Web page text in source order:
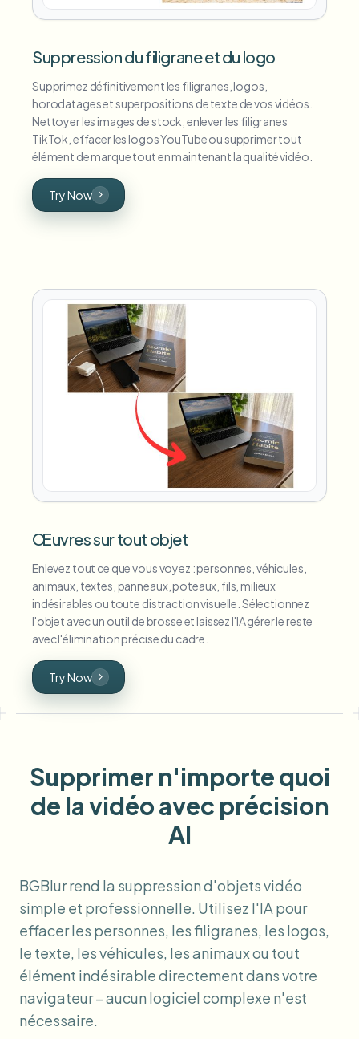
Suppression du filigrane et du logo
Supprimez définitivement les filigranes, logos,
horodatages et superpositions de texte de vos vidéos.
Nettoyer les images de stock, enlever les filigranes
TikTok, effacer les logos YouTube ou supprimer tout
élément de marque tout en maintenant la qualité vidéo.
Try Now
Œuvres sur tout objet
Enlevez tout ce que vous voyez : personnes, véhicules,
animaux, textes, panneaux, poteaux, fils, milieux
indésirables ou toute distraction visuelle. Sélectionnez
l'objet avec un outil de brosse et laissez l'IA gérer le reste
avec l'élimination précise du cadre.
Try Now
Supprimer n'importe quoi
de la vidéo avec précision
AI
BGBlur rend la suppression d'objets vidéo
simple et professionnelle. Utilisez l'IA pour
effacer les personnes, les filigranes, les logos,
le texte, les véhicules, les animaux ou tout
élément indésirable directement dans votre
navigateur – aucun logiciel complexe n'est
nécessaire.